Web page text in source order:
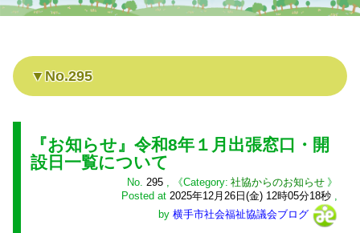
No.295
『お知らせ』令和8年１月出張窓口・開
設日一覧について
No. 295
社協からのお知らせ
Posted at 2025年12月26日(金) 12時05分18秒
by 横手市社会福祉協議会ブログ